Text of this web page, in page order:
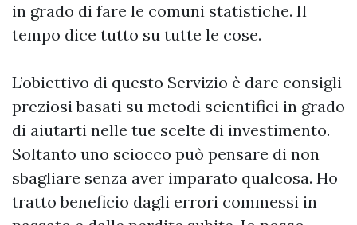
in grado di fare le comuni statistiche. Il
tempo dice tutto su tutte le cose.
L’obiettivo di questo Servizio è dare consigli
preziosi basati su metodi scientifici in grado
di aiutarti nelle tue scelte di investimento.
Soltanto uno sciocco può pensare di non
sbagliare senza aver imparato qualcosa. Ho
tratto beneficio dagli errori commessi in